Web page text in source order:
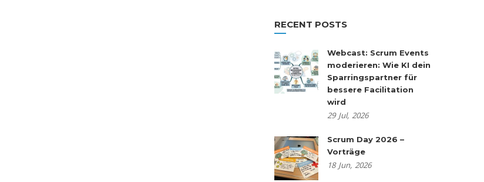
RECENT POSTS
Webcast: Scrum Events
moderieren: Wie KI dein
Sparringspartner für
bessere Facilitation
wird
29 Jul, 2026
Scrum Day 2026 –
Vorträge
18 Jun, 2026